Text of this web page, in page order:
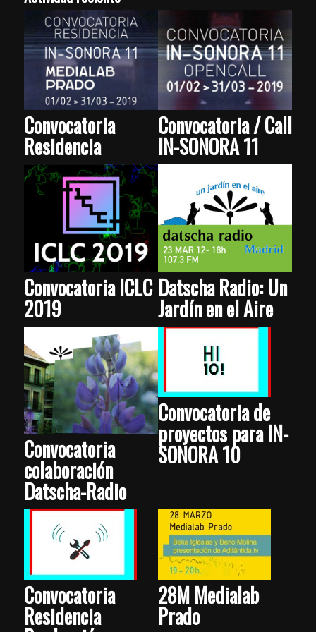
Convocatoria
Residencia
Convocatoria / Call
IN-SONORA 11
Convocatoria ICLC
2019
Datscha Radio: Un
Jardín en el Aire
Convocatoria
colaboración
Datscha-Radio
Convocatoria de
proyectos para IN-
SONORA 10
Convocatoria
Residencia
28M Medialab
Prado